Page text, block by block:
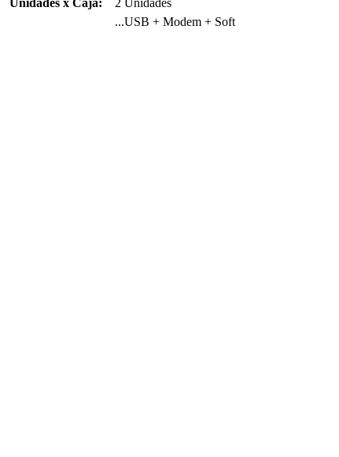
Unidades x Caja:
2 Unidades
...USB + Modem + Soft